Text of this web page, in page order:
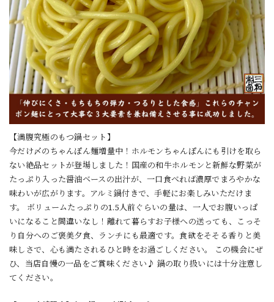
【満腹究極のもつ鍋セット】
今だけ〆のちゃんぽん麺増量中！ホルモンちゃんぽんにも引けを取ら
ない絶品セットが登場しました！国産の和牛ホルモンと新鮮な野菜が
たっぷり入った醤油ベースの出汁が、一口食べれば濃厚でまろやかな
味わいが広がります。アルミ鍋付きで、手軽にお楽しみいただけま
す。 ボリュームたっぷりの1.5人前ぐらいの量は、一人でお腹いっぱ
いになること間違いなし！離れて暮らすお子様への送っても、こっそ
り自分へのご褒美夕食、ランチにも最適です。食欲をそそる香りと美
味しさで、心も満たされるひと時をお過ごしください。 この機会にぜ
ひ、当店自慢の一品をご賞味ください♪ 鍋の取り扱いには十分注意し
てください。